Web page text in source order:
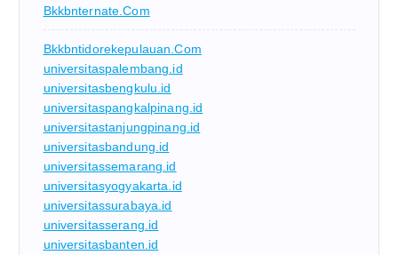
Bkkbnternate.com
Bkkbntidorekepulauan.com
universitaspalembang.id
universitasbengkulu.id
universitaspangkalpinang.id
universitastanjungpinang.id
universitasbandung.id
universitassemarang.id
universitasyogyakarta.id
universitassurabaya.id
universitasserang.id
universitasbanten.id